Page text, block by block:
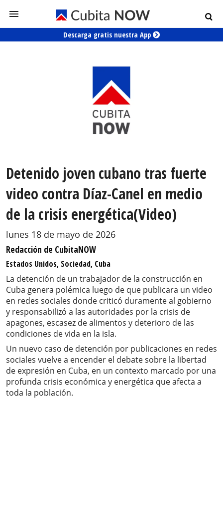
Descarga gratis nuestra App
Detenido joven cubano tras fuerte
video contra Díaz-Canel en medio
de la crisis energética(Video)
lunes 18 de mayo de 2026
Redacción de CubitaNOW
Estados Unidos, Sociedad, Cuba
La detención de un trabajador de la construcción en
Cuba genera polémica luego de que publicara un video
en redes sociales donde criticó duramente al gobierno
y responsabilizó a las autoridades por la crisis de
apagones, escasez de alimentos y deterioro de las
condiciones de vida en la isla.
Un nuevo caso de detención por publicaciones en redes
sociales vuelve a encender el debate sobre la libertad
de expresión en Cuba, en un contexto marcado por una
profunda crisis económica y energética que afecta a
toda la población.